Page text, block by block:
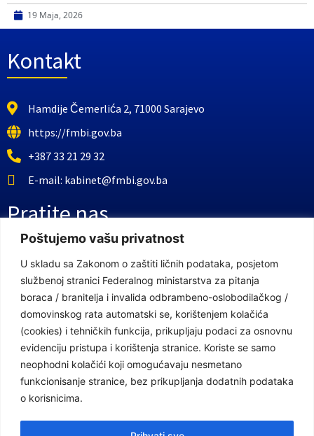
Poštujemo vašu privatnost
U skladu sa Zakonom o zaštiti ličnih podataka, posjetom
službenoj stranici Federalnog ministarstva za pitanja
boraca / branitelja i invalida odbrambeno-oslobodilačkog /
domovinskog rata automatski se, korištenjem kolačića
(cookies) i tehničkih funkcija, prikupljaju podaci za osnovnu
evidenciju pristupa i korištenja stranice. Koriste se samo
neophodni kolačići koji omogućavaju nesmetano
funkcionisanje stranice, bez prikupljanja dodatnih podataka
o korisnicima.
19 Maja, 2026
Kontakt
Hamdije Čemerlića 2, 71000 Sarajevo
https://fmbi.gov.ba
+387 33 21 29 32
E-mail: kabinet@fmbi.gov.ba
Pratite nas
Facebook Stranica
Youtube Kanal
Linkovi
Vlada Federacije Bosne i Hercegovine
Federalno ministarstvo finansija